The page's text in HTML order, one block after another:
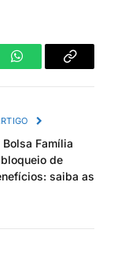
WhatsAppCopiar
Bolsa Família
de
saiba as